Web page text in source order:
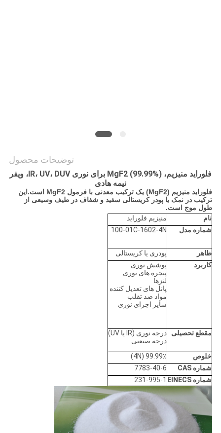
خصوصی
توضیحات محصول
فلوراید منیزیم، MgF2 (99.99%) برای نوری IR، UV، DUV، ویفر
نیمه هادی
فلوراید منیزیم (MgF2) یک ترکیب معدنی با فرمول MgF2 است.این
ترکیب در نمک یا پودر کریستالی سفید و شفاف در طیف وسیعی از
طول موج است.
نام
منیزیم فلوراید
شماره مدل
100-01C-1602-4N
ظاهر
پودری یا کریستالی
کاربرد
پوشش نوری
پنجره های نوری
لنزها
پانل های تعدیل کننده
مواد ضد تقلب
سایر اجزای نوری
مقطع تحصیلی
درجه نوری (IR یا UV)
درجه صنعتی
خلوص
99.99٪ (4N)
شماره CAS
7783-40-6
شماره EINECS
231-995-1